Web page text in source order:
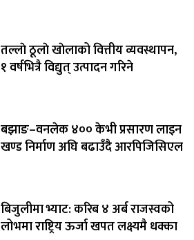
तल्लाे ठूलाे खाेलाको वित्तीय व्यवस्थापन,
१ वर्षभित्रै विद्युत् उत्पादन गरिने
बझाङ–वनलेक ४०० केभी प्रसारण लाइन
खण्ड निर्माण अघि बढाउँदै आरपिजिसिएल
बिजुलीमा भ्याट: करिब ४ अर्ब राजस्वको
लोभमा राष्ट्रिय ऊर्जा खपत लक्ष्यमै धक्का